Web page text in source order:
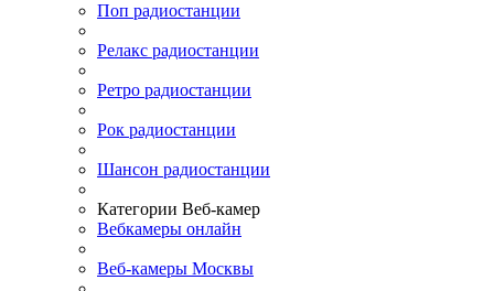
Поп радиостанции
Релакс радиостанции
Ретро радиостанции
Рок радиостанции
Шансон радиостанции
Категории Веб-камер
Вебкамеры онлайн
Веб-камеры Москвы